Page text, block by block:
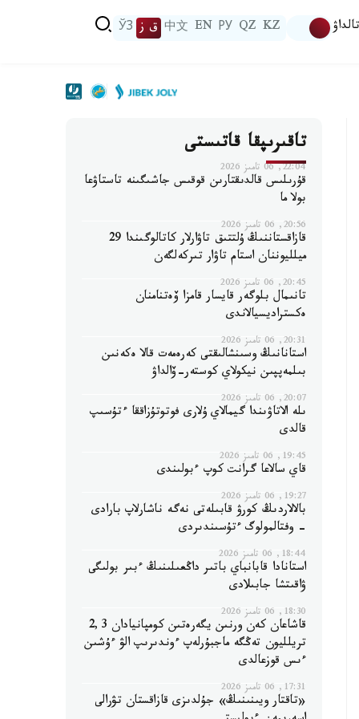
تالداۋ KZ
QZ
РУ
EN
中文 ق ز ЎЗ
تاقىرىپقا قاتىستى
22:04, 06 تامىز 2026
قۇرىلىس قالدىقتارىن قوقىس جاشىگىنە تاستاۋعا
بولا ما
20:56, 06 تامىز 2026
قازاقستاننىڭ ۇلتتىق تاۋارلار كاتالوگىندا 29
ميلليوننان استام تاۋار تىركەلگەن
20:45, 06 تامىز 2026
تانىمال بلوگەر قايسار قامزا ۆەتنامنان
ەكستراديسيالاندى
20:31, 06 تامىز 2026
استانانىڭ وسىنشالىقتى كەرەمەت قالا ەكەنىن
بىلمەپپىن نيكولاي كوستەر-ۆالداۋ
20:07, 06 تامىز 2026
ىلە الاتاۋىندا گيمالاي ۇلارى فوتوتۇزاققا ءتۇسىپ
قالدى
19:45, 06 تامىز 2026
قاي سالاعا گرانت كوپ ءبولىندى
19:27, 06 تامىز 2026
بالالاردىڭ كورۋ قابىلەتى نەگە ناشارلاپ بارادى
- وفتالمولوگ ءتۇسىندىردى
18:44, 06 تامىز 2026
استانادا قابانباي باتىر داڭعىلىنىڭ ءبىر بولىگى
ۋاقىتشا جابىلادى
18:30, 06 تامىز 2026
قاشاعان كەن ورنىن يگەرەتىن كومپانيادان 2,3
تريلليون تەڭگە ماجبۇرلەپ ءوندىرىپ الۋ ءۇشىن
ءىس قوزعالدى
17:31, 06 تامىز 2026
«تاقتار ويىنىنىڭ» جۇلدىزى قازاقستان تۋرالى